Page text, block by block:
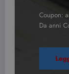
Coupon:
Da anni